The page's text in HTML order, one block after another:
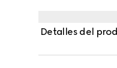
Detalles del